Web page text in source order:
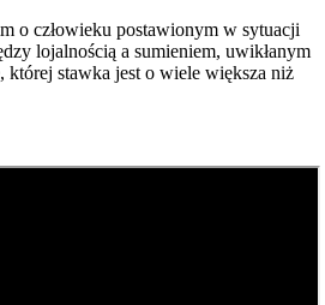
o człowieku postawionym w sytuacji
lojalnością a sumieniem, uwikłanym
stawka jest o wiele większa niż